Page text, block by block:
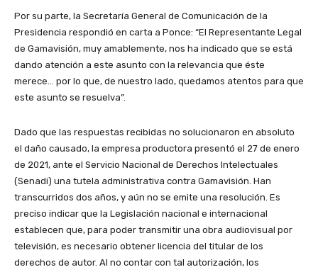
Por su parte, la Secretaría General de Comunicación de la
Presidencia respondió en carta a Ponce: “El Representante Legal
de Gamavisión, muy amablemente, nos ha indicado que se está
dando atención a este asunto con la relevancia que éste
merece… por lo que, de nuestro lado, quedamos atentos para que
este asunto se resuelva”.
Dado que las respuestas recibidas no solucionaron en absoluto
el daño causado, la empresa productora presentó el 27 de enero
de 2021, ante el Servicio Nacional de Derechos Intelectuales
(Senadi) una tutela administrativa contra Gamavisión. Han
transcurridos dos años, y aún no se emite una resolución. Es
preciso indicar que la Legislación nacional e internacional
establecen que, para poder transmitir una obra audiovisual por
televisión, es necesario obtener licencia del titular de los
derechos de autor. Al no contar con tal autorización, los